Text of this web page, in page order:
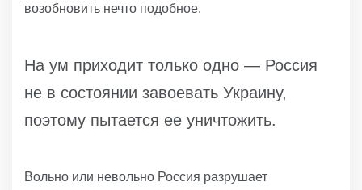
возобновить нечто подобное.
На ум приходит только одно — Россия
не в состоянии завоевать Украину,
поэтому пытается ее уничтожить.
Вольно или невольно Россия разрушает